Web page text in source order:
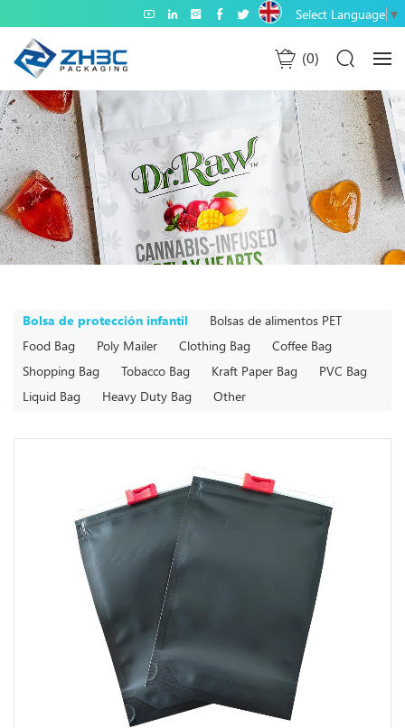
Select Language ▼
0
Bolsa de protección infantil
Bolsas de alimentos PET
Food Bag
Poly Mailer Clothing Bag
Coffee Bag
Shopping Bag
Tobacco Bag Kraft Paper Bag
PVC Bag
Liquid Bag
Heavy Duty Bag Other